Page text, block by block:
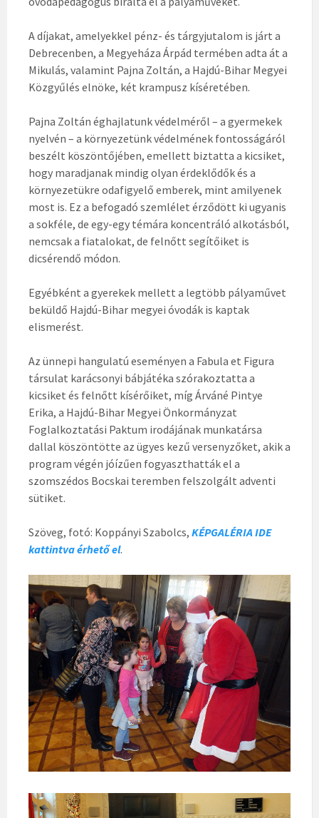
A díjakat, amelyekkel pénz- és tárgyjutalom is járt a
Debrecenben, a Megyeháza Árpád termében adta át a
Mikulás, valamint Pajna Zoltán, a Hajdú-Bihar Megyei
Közgyűlés elnöke, két krampusz kíséretében.
Pajna Zoltán éghajlatunk védelméről – a gyermekek
nyelvén – a környezetünk védelmének fontosságáról
beszélt köszöntőjében, emellett biztatta a kicsiket,
hogy maradjanak mindig olyan érdeklődők és a
környezetükre odafigyelő emberek, mint amilyenek
most is. Ez a befogadó szemlélet érződött ki ugyanis
a sokféle, de egy-egy témára koncentráló alkotásból,
nemcsak a fiatalokat, de felnőtt segítőiket is
dicsérendő módon.
Egyébként a gyerekek mellett a legtöbb pályaművet
beküldő Hajdú-Bihar megyei óvodák is kaptak
elismerést.
Az ünnepi hangulatú eseményen a Fabula et Figura
társulat karácsonyi bábjátéka szórakoztatta a
kicsiket és felnőtt kísérőiket, míg Árváné Pintye
Erika, a Hajdú-Bihar Megyei Önkormányzat
Foglalkoztatási Paktum irodájának munkatársa
dallal köszöntötte az ügyes kezű versenyzőket, akik a
program végén jóízűen fogyaszthatták el a
szomszédos Bocskai teremben felszolgált adventi
sütiket.
Szöveg, fotó: Koppányi Szabolcs, KÉPGALÉRIA IDE
kattintva érhető el.